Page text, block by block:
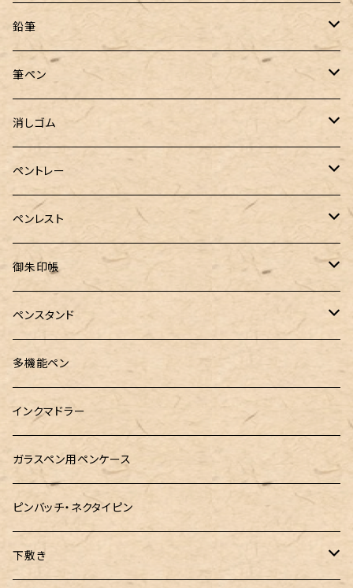
TaG サブマリン万年筆 限定ペン先ゴールドプレート
CROSS（クロス）
Sheaffer（シェーファー）
MONTEVERDE（モンテベルデ）
MONTBLANC（モンブラン）
トライカラーボールペン
バディ【Mark II(マークツー)】
HUGO BOSS (ヒューゴ ボス)
PARKER(パーカー)
CROSS(クロス)
ANTOU（アントウ）
PenC mini
スタイルフィット ゲルインク
RETRO51
RHODIA(ロディア)
ロットリング
マルチペン
Luddite（ラダイト）
MONTEVERDE(モンテベルテ)
LAMY（ラミー）
ぺんてる
ラミー
ラダイト
PILOT（パイロット）
カスタム
RHODIA(ロディア)
KAYOU＋(カーユプラス)
IWI（アイダブリューアイ）
meister by POINT(マイスターバイポイント)
島田小割製材所
Ystudio（ワイスタジオ）
工房sokoharo（そこはろ）
Steef&Co.（スティーフ）
富士瘤クラフト
irofulインクカード
神戸派計画
すずめや
FONTE
ローラーボール 6色キャップ付
鉛筆
サンスター文具
筆ペン
Fonte
消しゴム
消しゴムケース
バハギア&クラフト
ツイスト消しゴム
MONS ORIS (モンズオーリス)
ペントレー
革製ペントレー
ペンレスト
ボルトレッティ
御朱印帳
富士ひのき御朱印帳【巓】
黄金富士ひのき御朱印帳
御朱印帳袋・カバー
CRUCIAL（クルーシャル）御朱印帳
ペンスタンド
Ystudio（ワイスタジオ）
あけぼの工房
多機能ペン
インクマドラー
ガラスペン用ペンケース
ピンバッチ・ネクタイピン
下敷き